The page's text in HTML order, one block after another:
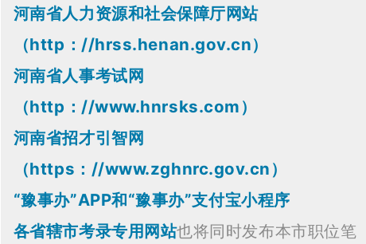
河南省人力资源和社会保障厅网站
（http：//hrss.henan.gov.cn）
河南省人事考试网
（http：//www.hnrsks.com）
河南省招才引智网
（https：//www.zghnrc.gov.cn）
“豫事办”APP和“豫事办”支付宝小程序
各省辖市考录专用网站也将同时发布本市职位笔